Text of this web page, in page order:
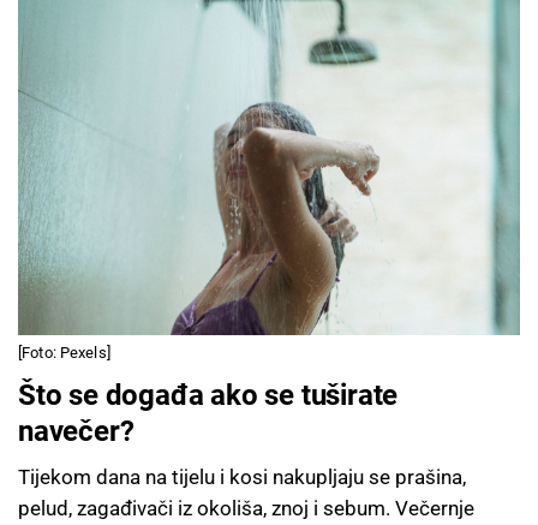
[Foto: Pexels]
Što se događa ako se tuširate
navečer?
Tijekom dana na tijelu i kosi nakupljaju se prašina,
pelud, zagađivači iz okoliša, znoj i sebum. Večernje